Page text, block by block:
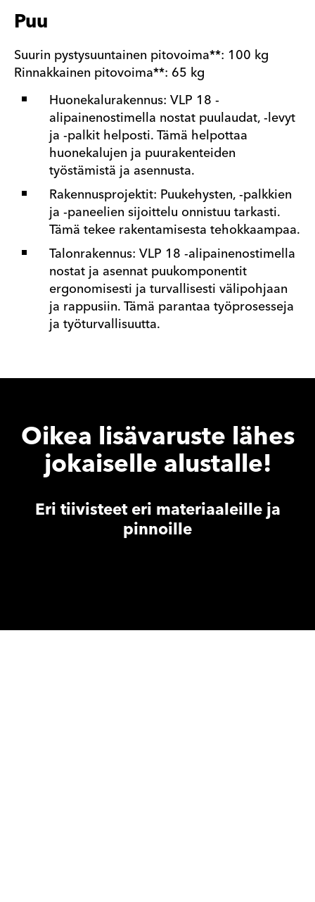
Puu
Suurin pystysuuntainen pitovoima**: 100 kg
Rinnakkainen pitovoima**: 65 kg
Huonekalurakennus: VLP 18 -
alipainenostimella nostat puulaudat, -levyt
ja -palkit helposti. Tämä helpottaa
huonekalujen ja puurakenteiden
työstämistä ja asennusta.
Rakennusprojektit: Puukehysten, -palkkien
ja -paneelien sijoittelu onnistuu tarkasti.
Tämä tekee rakentamisesta tehokkaampaa.
Talonrakennus: VLP 18 -alipainenostimella
nostat ja asennat puukomponentit
ergonomisesti ja turvallisesti välipohjaan
ja rappusiin. Tämä parantaa työprosesseja
ja työturvallisuutta.
Oikea lisävaruste lähes
jokaiselle alustalle!
Eri tiivisteet eri materiaaleille ja
pinnoille